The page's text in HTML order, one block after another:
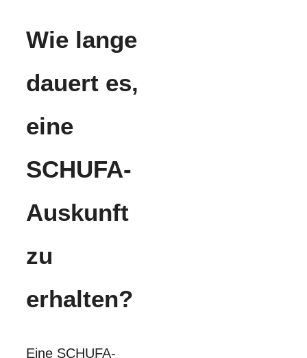
Wie lange
dauert es,
eine
SCHUFA-
Auskunft
zu
erhalten?
Eine SCHUFA-